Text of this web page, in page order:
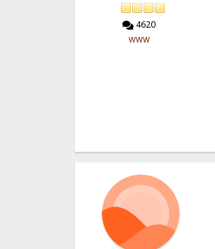
4620
WWW